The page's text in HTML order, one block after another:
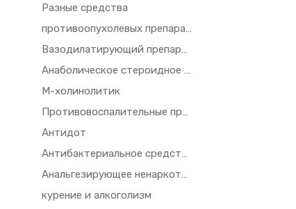
Разные средства
противоопухолевых препаратов и иммунодепрессантов
Вазодилатирующий препарат
Анаболическое стероидное средство
М-холинолитик
Противовоспалительные препараты
Антидот
Антибактериальное средство
Анальгезирующее ненаркотическое средство
курение и алкоголизм